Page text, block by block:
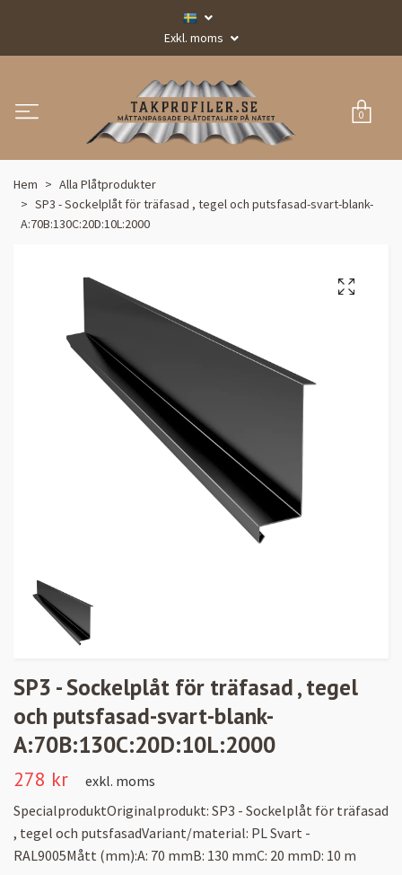
Exkl. moms
0
Hem
Alla Plåtprodukter
SP3 - Sockelplåt för träfasad , tegel och putsfasad-svart-blank-
A:70B:130C:20D:10L:2000
SP3 - Sockelplåt för träfasad , tegel
och putsfasad-svart-blank-
A:70B:130C:20D:10L:2000
278 kr
exkl. moms
SpecialproduktOriginalprodukt: SP3 - Sockelplåt för träfasad
, tegel och putsfasadVariant/material: PL Svart -
RAL9005Mått (mm):A: 70 mmB: 130 mmC: 20 mmD: 10 m